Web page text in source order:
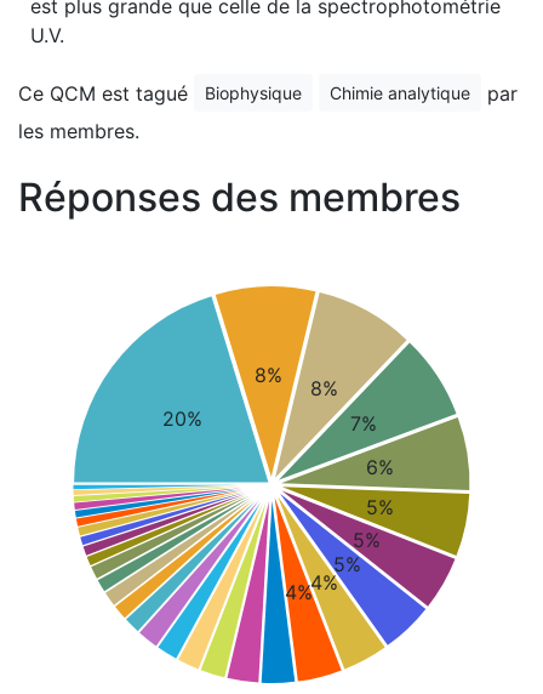
est plus grande que celle de la spectrophotométrie
U.V.
Ce QCM est tagué Biophysique Chimie analytique
par
les membres.
Réponses des membres
20%
8%
8%
7%
6%
5%
5%
5%
4%
4%